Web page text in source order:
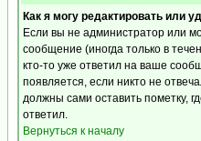
Как я могу редактировать или
Если вы не администратор или
сообщение (иногда только в
кто-то уже ответил на ваше
появляется, если никто не
должны сами оставить пометку,
ответил.
Вернуться к началу